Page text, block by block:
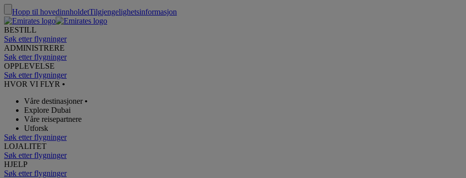
Hopp til hovedinnholdetTilgjengelighetsinformasjon
BESTILL
Søk etter flygninger
ADMINISTRERE
Søk etter flygninger
OPPLEVELSE
Søk etter flygninger
HVOR VI FLYR •
Våre destinasjoner •
Explore Dubai
Våre reisepartnere
Utforsk
Søk etter flygninger
LOJALITET
Søk etter flygninger
HJELP
Søk etter flygninger